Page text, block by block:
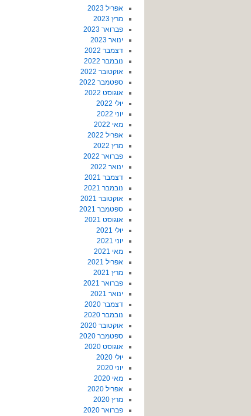
אפריל 2023
מרץ 2023
פברואר 2023
ינואר 2023
דצמבר 2022
נובמבר 2022
אוקטובר 2022
ספטמבר 2022
אוגוסט 2022
יולי 2022
יוני 2022
מאי 2022
אפריל 2022
מרץ 2022
פברואר 2022
ינואר 2022
דצמבר 2021
נובמבר 2021
אוקטובר 2021
ספטמבר 2021
אוגוסט 2021
יולי 2021
יוני 2021
מאי 2021
אפריל 2021
מרץ 2021
פברואר 2021
ינואר 2021
דצמבר 2020
נובמבר 2020
אוקטובר 2020
ספטמבר 2020
אוגוסט 2020
יולי 2020
יוני 2020
מאי 2020
אפריל 2020
מרץ 2020
פברואר 2020